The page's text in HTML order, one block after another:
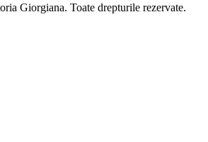
Giorgiana. Toate drepturile rezervate.